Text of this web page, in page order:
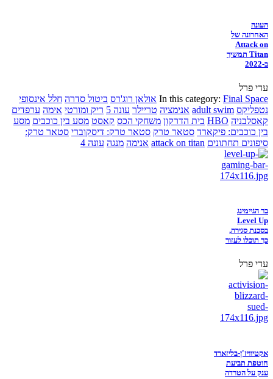
העונה
האחרונה של
Attack on
Titan תמשיך
ב-2022
עדי פרל
In this category: Final Space אולאן רוג'רס ביטול סדרה חלל אינסופי
נטפליקס adult swim אנימציה טריילר עונה 5 ריק ומורטי אימה ערפדים
קאסלבניה HBO בית הדרקון משחקי הכס קאסט מסע בין כוכבים מסע
בין כוכבים: פיקארד סטאר טרק סטאר טרק: דיסקוברי סטאר טרק:
סיפונים תחתונים attack on titan אנימה מנגה עונה 4
בר הגיימינג
Level Up
בסכנת סגירה,
כך תוכלו לעזור
עדי פרל
אקטיוויז'ן-בליזארד
חוטפת תביעת
ענק על הטרדה